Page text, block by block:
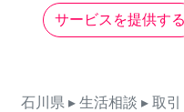
サービスを提供する
石川県 ▸ 生活相談 ▸ 取